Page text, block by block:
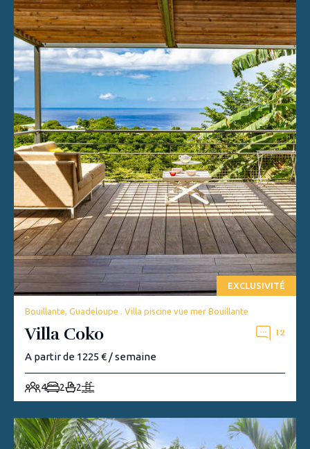
EXCLUSIVITÉ
Bouillante, Guadeloupe . Villa piscine vue mer Bouillante
Villa Coko 12
A partir de 1225 € / semaine
4 2 2